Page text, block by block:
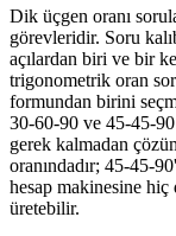
Dik üçgen oranı
görevleridir. Soru
açılardan biri ve bir
trigonometrik oran
formundan birini
30-60-90 ve 45-45-
gerek kalmadan
oranındadır; 45-45-
hesap makinesine
üretebilir.